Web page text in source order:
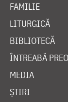
FAMILIE
LITURGICĂ
BIBLIOTECĂ
ÎNTREABĂ
MEDIA
ȘTIRI